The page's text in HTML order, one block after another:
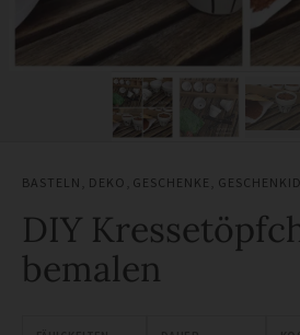
BASTELN DEKO GESCHENKE
DIY
bemalen